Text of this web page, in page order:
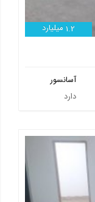
1.2 میلیارد
آسانسور
دارد